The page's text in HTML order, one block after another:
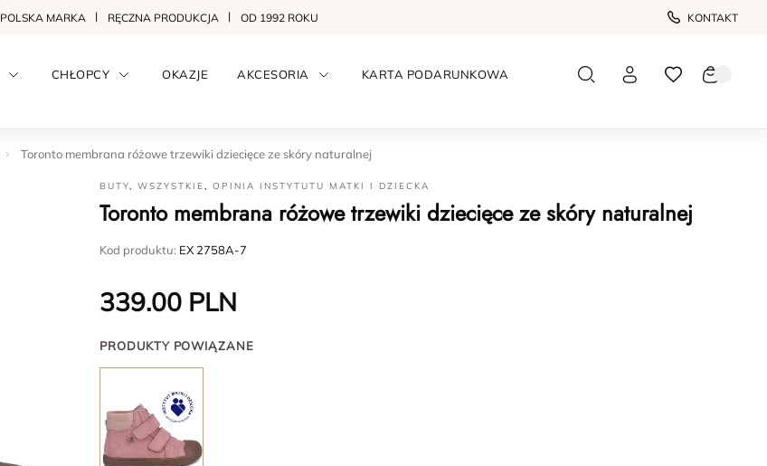
POLSKA MARKA RĘCZNA PRODUKCJA OD 1992 ROKU KONTAKT
CHŁOPCY OKAZJE AKCESORIA KARTA PODARUNKOWA
Toronto membrana różowe trzewiki dziecięce ze skóry naturalnej
BUTY,WSZYSTKIE,OPINIA INSTYTUTU MATKI I DZIECKA
Toronto membrana różowe trzewiki dziecięce ze skóry naturalnej
Kod produktu: EX 2758A-7
339.00 PLN
PRODUKTY POWIĄZANE